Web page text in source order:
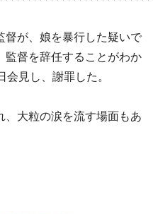
督が、娘を暴行した疑いで
監督を辞任することがわか
見し、謝罪した。
、大粒の涙を流す場面もあ